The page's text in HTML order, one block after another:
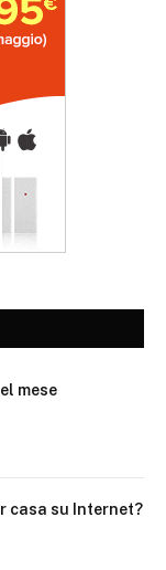
mese
casa su Internet?